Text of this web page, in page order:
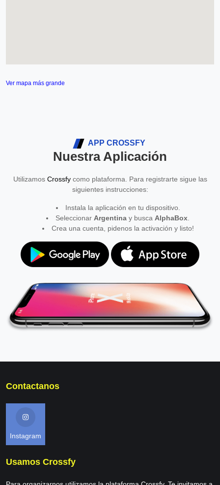
Ver mapa más grande
APP CROSSFY
Nuestra Aplicación
Utilizamos Crossfycomo plataforma. Para registrarte sigue las
siguientes instrucciones:
Instala la aplicación en tu dispositivo.
Seleccionar Argentina y busca AlphaBox
Crea una cuenta, pidenos la activación y listo!
Contactanos
Instagram
Usamos Crossfy